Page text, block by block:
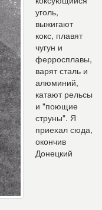
уголь,
выжигают
кокс, плавят
чугун и
ферросплавы,
варят сталь и
алюминий,
катают рельсы
и "поющие
струны". Я
приехал сюда,
окончив
Донецкий